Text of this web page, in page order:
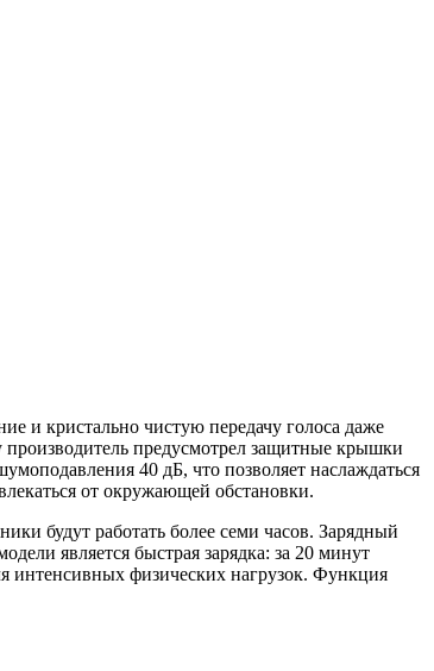
и кристально чистую передачу голоса даже
производитель предусмотрел защитные крышки
40 дБ, что позволяет наслаждаться
от окружающей обстановки.
будут работать более семи часов. Зарядный
является быстрая зарядка: за 20 минут
интенсивных физических нагрузок. Функция